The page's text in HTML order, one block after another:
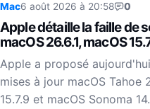
Mac6 août 2026 à 20:58 0
Apple détaille la faille de
macOS 26.6.1, macOS
Apple a proposé
mises à jour macOS Tahoe
15.7.9 et macOS Sonoma